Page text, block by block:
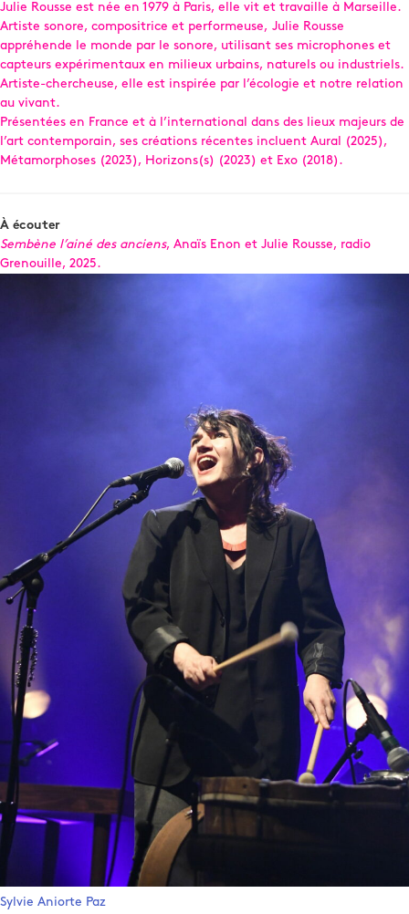
Julie Rousse est née en 1979 à Paris, elle vit et travaille à Marseille.
Artiste sonore, compositrice et performeuse, Julie Rousse
appréhende le monde par le sonore, utilisant ses microphones et
capteurs expérimentaux en milieux urbains, naturels ou industriels.
Artiste-chercheuse, elle est inspirée par l’écologie et notre relation
au vivant.
Présentées en France et à l’international dans des lieux majeurs de
l’art contemporain, ses créations récentes incluent Aural (2025),
Métamorphoses (2023), Horizons(s) (2023) et Exo (2018).
À écouter
Sembène l’ainé des anciens, Anaïs Enon et Julie Rousse, radio
Grenouille, 2025.
Sylvie Aniorte Paz